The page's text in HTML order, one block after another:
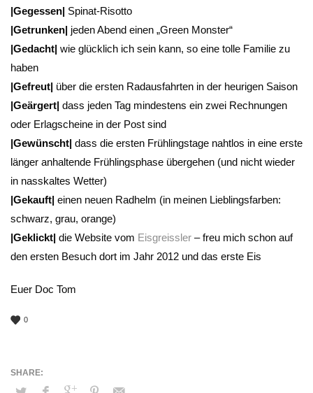
|Gegessen| Spinat-Risotto
|Getrunken| jeden Abend einen „Green Monster“
|Gedacht| wie glücklich ich sein kann, so eine tolle Familie zu
haben
|Gefreut| über die ersten Radausfahrten in der heurigen Saison
|Geärgert| dass jeden Tag mindestens ein zwei Rechnungen
oder Erlagscheine in der Post sind
|Gewünscht| dass die ersten Frühlingstage nahtlos in eine erste
länger anhaltende Frühlingsphase übergehen (und nicht wieder
in nasskaltes Wetter)
|Gekauft| einen neuen Radhelm (in meinen Lieblingsfarben:
schwarz, grau, orange)
|Geklickt| die Website vom Eisgreissler – freu mich schon auf
den ersten Besuch dort im Jahr 2012 und das erste Eis
Euer Doc Tom
0